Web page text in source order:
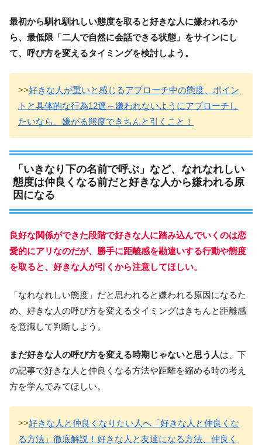
最初から馴れ馴れしい態度を取ると好きな人に嫌われるか
ら、最低限「二人で自然に会話できる状態」をサインにし
て、呼び方を変えるタイミングを検討しよう。
>>好きな人が重いと感じるアプローチ中の態度、ポイン
トと具体的な行為12選～嫌われないようにアプローチし
たいなら、嫌がる態度できちんと引くこと！
「いきなり下の名前で呼ぶ」など、なれなれしい
態度は仲良くなる前だと好きな人から嫌われる原
因になる
良好な関係ができた段階で好きな人に踏み込んでいくのは恋
愛的にアリなのだが、勝手に距離感を勘違いする行動や態度
を取ると、好きな人が引くから注意してほしい。
「なれなれしい態度」だと思われると嫌われる原因になるた
め、好きな人の呼び方を変えるタイミングはきちんと距離感
を意識して判断しよう。
まだ好きな人の呼び方を変える時期じゃないと思う人は、下
の記事で好きな人と仲良くなる方法や距離を縮める時の考え
方を学んでみてほしい。
>>好きな人と仲良くなりたい人へ「好きな人と仲良くな
る方法」徹底解説！好きな人と友達になる方法、仲良く